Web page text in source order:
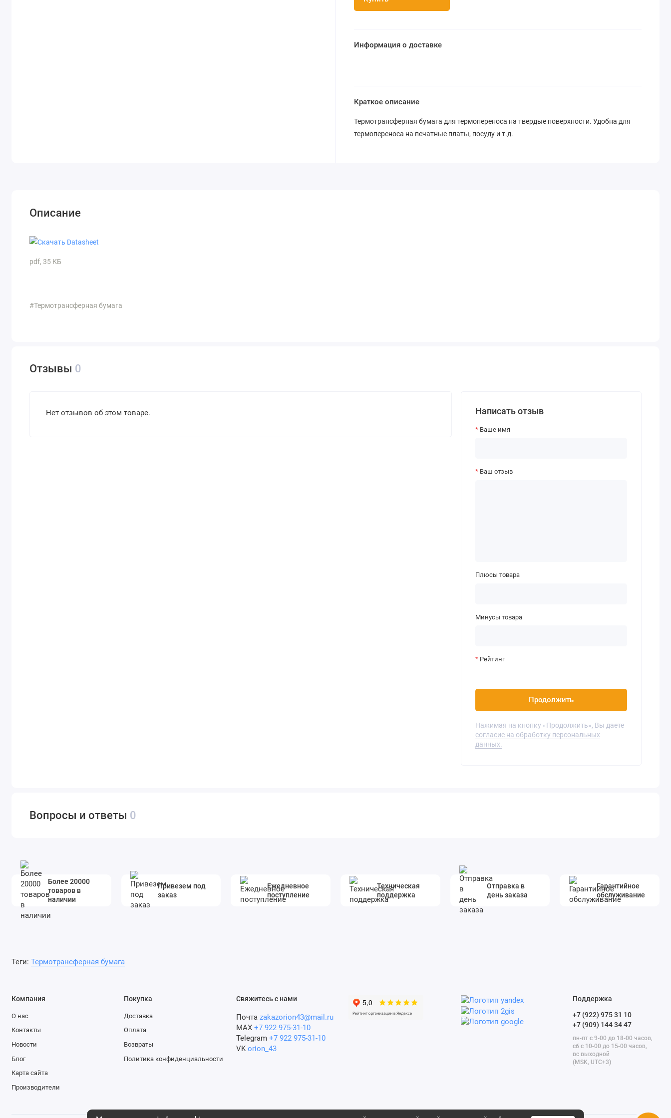
Информация о доставке
Краткое описание
Термотрансферная бумага для термопереноса на твердые поверхности. Удобна для
термопереноса на печатные платы, посуду и т.д.
Описание
pdf, 35 КБ
#Термотрансферная бумага
Отзывы 0
Нет отзывов об этом товаре. Написать отзыв
Ваше имя
Ваш отзыв
Плюсы товара
Минусы товара
Рейтинг
Продолжить
Нажимая на кнопку «Продолжить», Вы даете
согласие на обработку персональных
данных.
Вопросы и ответы 0
Более 20000
товаров в
наличии
Привезем под
заказ
Ежедневное
поступление
Техническая
поддержка
Отправка в
день заказа
Гарантийное
обслуживание
Теги: Термотрансферная бумага
Компания
О нас
Контакты
Новости
Блог
Карта сайта
Производители
Покупка
Доставка
Оплата
Возвраты
Политика конфиденциальности
Свяжитесь с нами
Почта zakazorion43@mail.ru
MAX +7 922 975-31-10
Telegram +7 922 975-31-10
VK orion_43
Поддержка
+7 (922) 975 31 10
+7 (909) 144 34 47
пн-пт с 9-00 до 18-00 часов,
сб с 10-00 до 15-00 часов,
вс выходной
(MSK, UTC+3)